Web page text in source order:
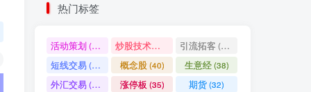
热门标签
活动策划(49) 炒股技术指标 (48)引流拓客 (46)
短线交易(40) 概念股(40) 生意经(38)
外汇交易(37) 涨停板 (35) 期货(32)
七日阅读量排名